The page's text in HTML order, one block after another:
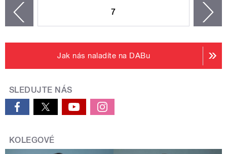
7
Jak nás naladíte na DABu
SLEDUJTE NÁS
KOLEGOVÉ